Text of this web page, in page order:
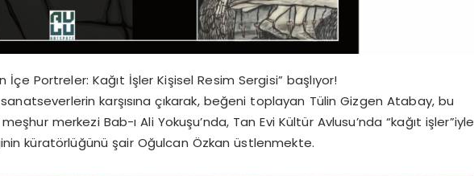
İçe Portreler: Kağıt İşler Kişisel Resim Sergisi” başlıyor!
karşısına çıkarak, beğeni toplayan Tülin Gizgen Atabay, bu
merkezi Bab-ı Ali Yokuşu’nda, Tan Evi Kültür Avlusu’nda “kağıt işler”iyle
küratörlüğünü şair Oğulcan Özkan üstlenmekte.